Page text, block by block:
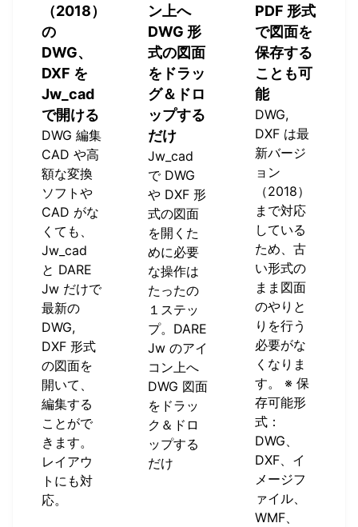
（2018）
の
DWG、
DXF を
Jw_cad
で開ける
DWG 編集
CAD や高
額な変換
ソフトや
CAD がな
くても、
Jw_cad
と DARE
Jw だけで
最新の
DWG,
DXF 形式
の図面を
開いて、
編集する
ことがで
きます。
レイアウ
トにも対
応。
ン上へ
DWG 形
式の図面
をドラッ
グ＆ドロ
ップする
だけ
Jw_cad
で DWG
や DXF 形
式の図面
を開くた
めに必要
な操作は
たったの
１ステッ
プ。DARE
Jw のアイ
コン上へ
DWG 図面
をドラッ
ク＆ドロ
ップする
だけ
PDF 形式
で図面を
保存する
ことも可
能
DWG,
DXF は最
新バージ
ョン
（2018）
まで対応
している
ため、古
い形式の
まま図面
のやりと
りを行う
必要がな
くなりま
す。 ※ 保
存可能形
式：
DWG、
DXF、イ
メージフ
ァイル、
WMF、